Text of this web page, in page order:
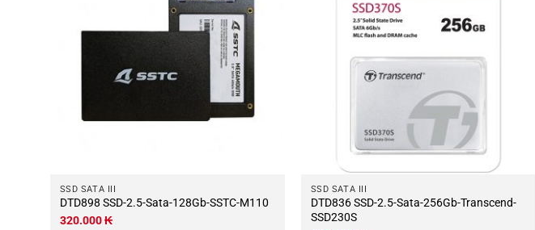
SSD SATA III
DTD898 SSD-2.5-Sata-128Gb-SSTC-M110
320.000₭
SSD SATA III
DTD836 SSD-2.5-Sata-256Gb-Transcend-
SSD230S